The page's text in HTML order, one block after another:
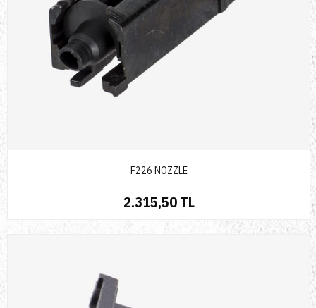
F226 NOZZLE
2.315,50 TL